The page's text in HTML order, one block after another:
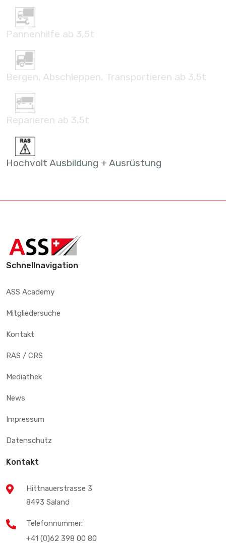
Pannenhilfe ab 3,5t
Bergen, Abschleppen, Transportieren ab 3,5t
Reparieren ab 3,5t
Hochvolt Ausbildung + Ausrüstung
Schnellnavigation
ASS Academy
Mitgliedersuche
Kontakt
RAS / CRS
Mediathek
News
Impressum
Datenschutz
Kontakt
Hittnauerstrasse 3
8493 Saland
Telefonnummer:
+41 (0)62 398 00 80